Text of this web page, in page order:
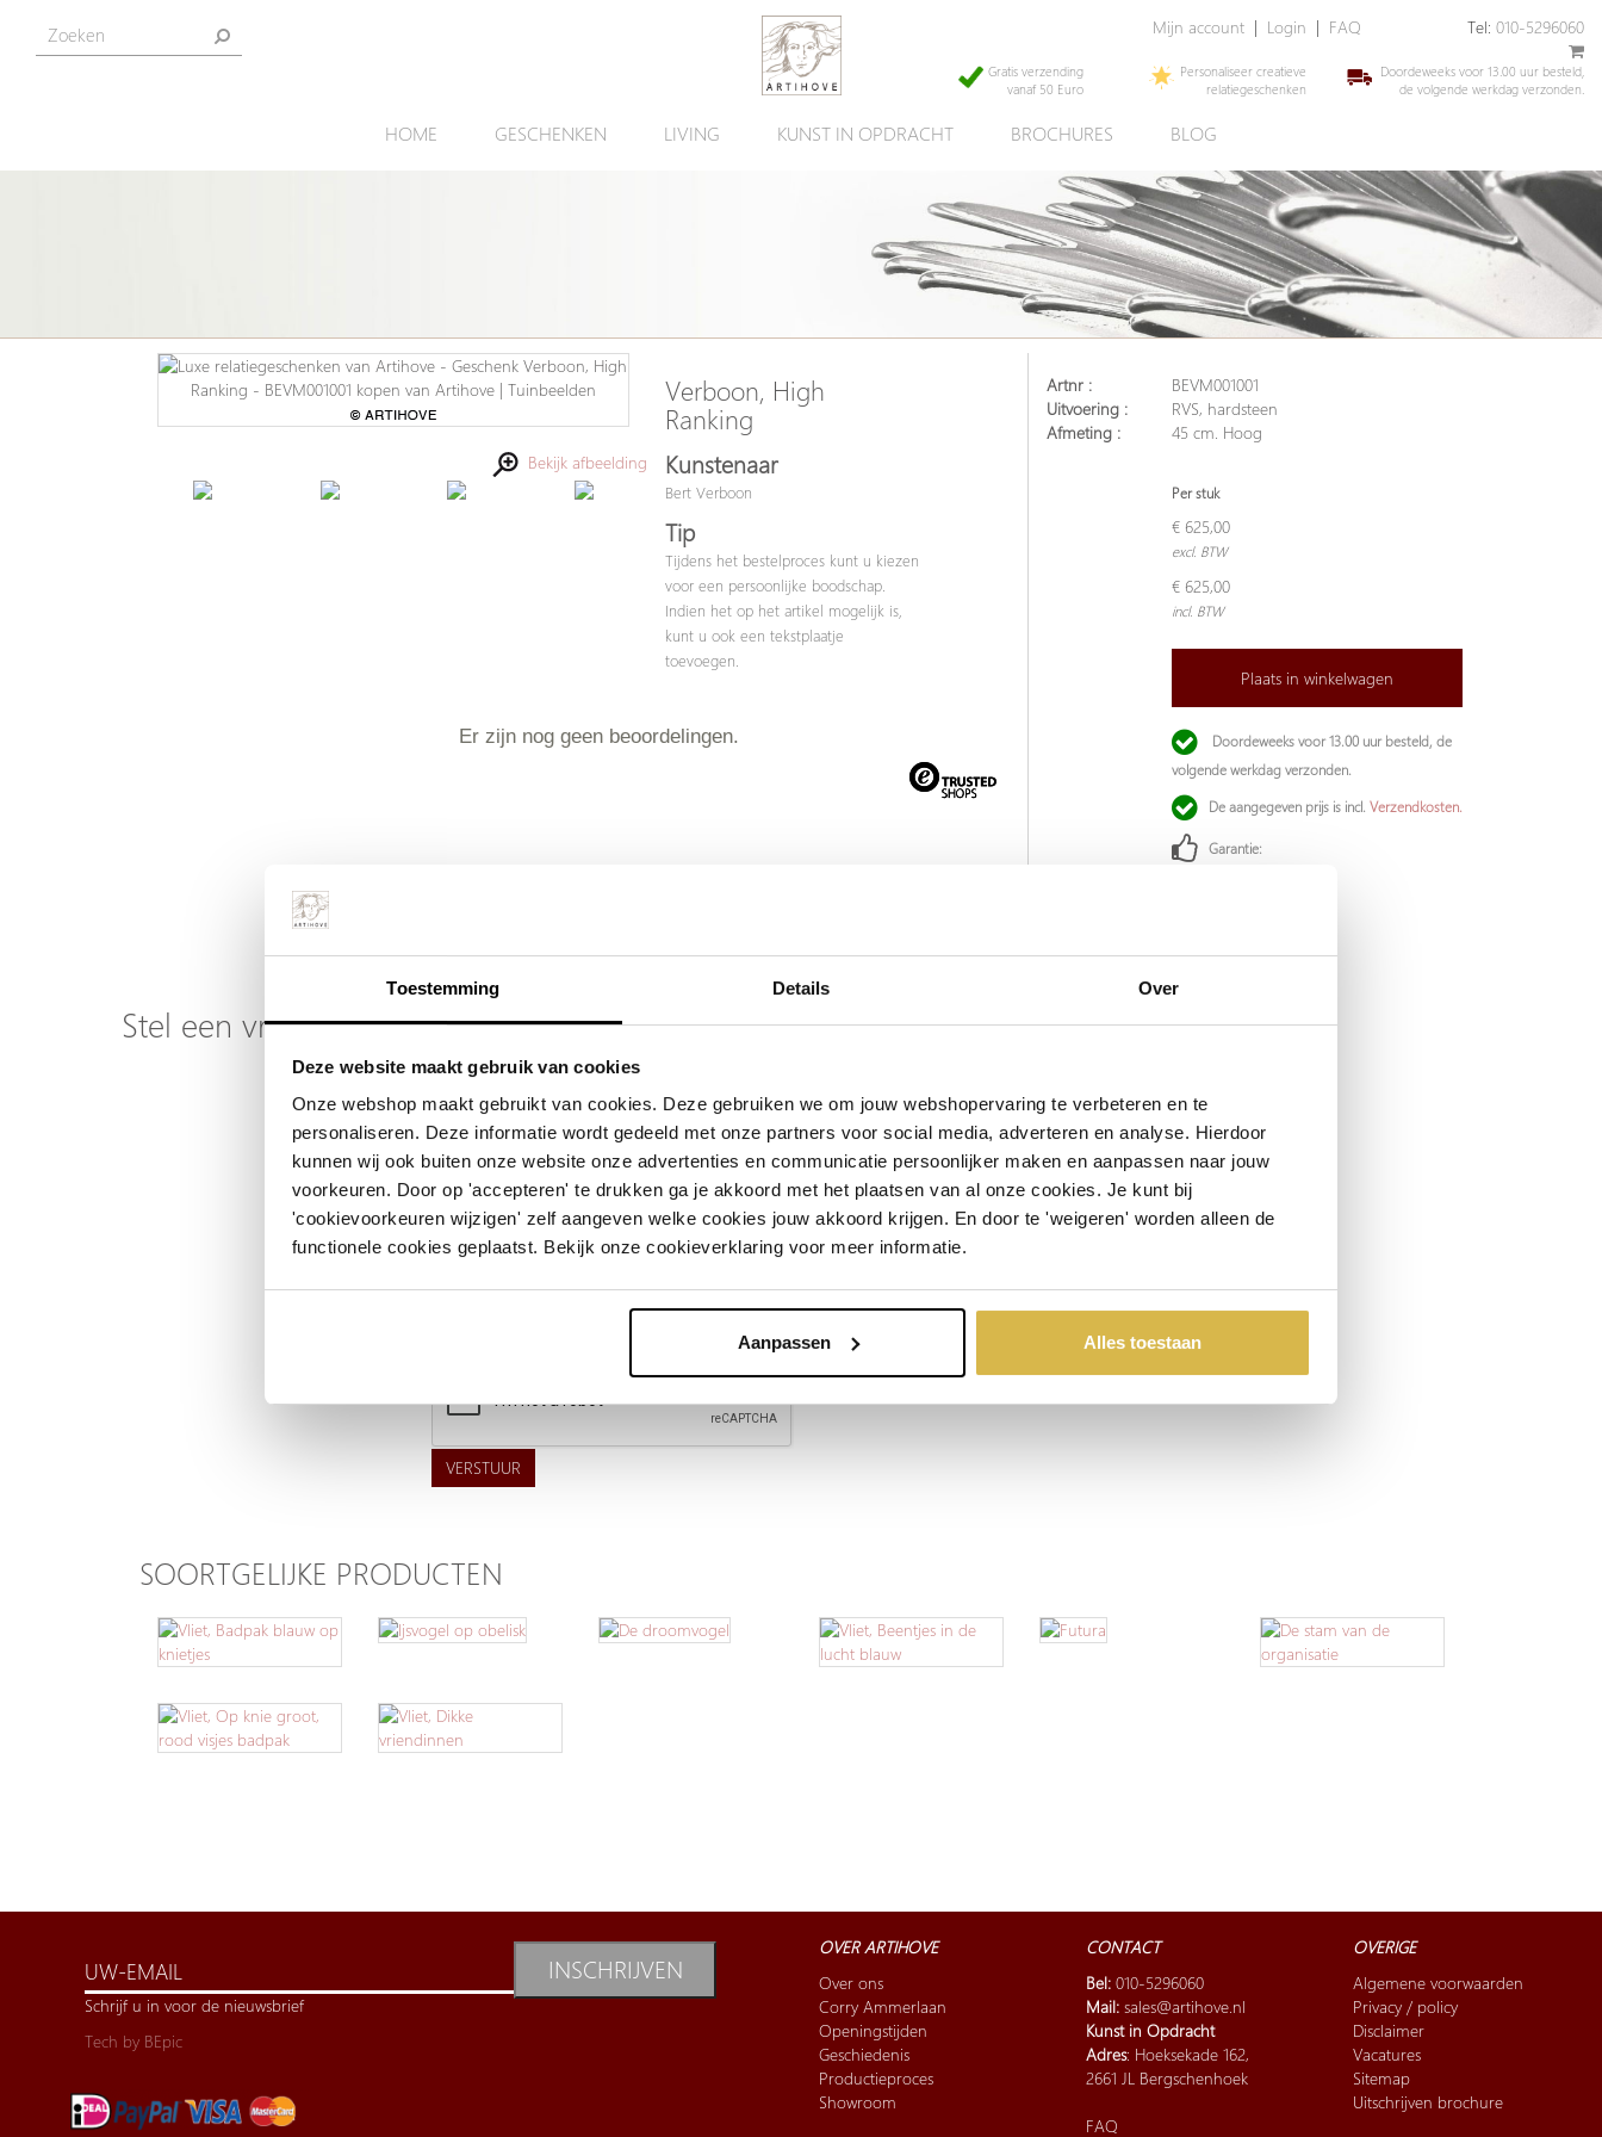
Toestemming Details Over
Deze website maakt gebruik van cookies
Onze webshop maakt gebruikt van cookies. Deze gebruiken we om jouw webshopervaring te verbeteren en te
personaliseren. Deze informatie wordt gedeeld met onze partners voor social media, adverteren en analyse. Hierdoor
kunnen wij ook buiten onze website onze advertenties en communicatie persoonlijker maken en aanpassen naar jouw
voorkeuren. Door op 'accepteren' te drukken ga je akkoord met het plaatsen van al onze cookies. Je kunt bij
'cookievoorkeuren wijzigen' zelf aangeven welke cookies jouw akkoord krijgen. En door te 'weigeren' worden alleen de
functionele cookies geplaatst. Bekijk onze cookieverklaring voor meer informatie.
Aanpassen Alles toestaan
Mijn account Login FAQ Tel: 010-5296060
Gratis verzending
vanaf 50 Euro
Personaliseer creatieve
relatiegeschenken
Doordeweeks voor 13.00 uur besteld,
de volgende werkdag verzonden.
HOME GESCHENKEN LIVING KUNST IN OPDRACHT BROCHURES BLOG
Bekijk afbeelding
Verboon, High
Ranking
Kunstenaar
Bert Verboon
Tip
Tijdens het bestelproces kunt u kiezen
voor een persoonlijke boodschap.
Indien het op het artikel mogelijk is,
kunt u ook een tekstplaatje
toevoegen.
Er zijn nog geen beoordelingen.
Artnr :
BEVM001001
Uitvoering :
RVS, hardsteen
Afmeting :
45 cm. Hoog
Per stuk
€ 625,00
excl. BTW
€ 625,00
incl. BTW
Plaats in winkelwagen
Doordeweeks voor 13.00 uur besteld, de
volgende werkdag verzonden.
De aangegeven prijs is incl. Verzendkosten.
Garantie:
Stel een vraag over dit product
Emailadres
Telefoonnummer
Uw vraag
VERSTUUR
SOORTGELIJKE PRODUCTEN
INSCHRIJVEN
Schrijf u in voor de nieuwsbrief
Tech by BEpic
OVER ARTIHOVE
Over ons
Corry Ammerlaan
Openingstijden
Geschiedenis
Productieproces
Showroom
CONTACT
Bel: 010-5296060
Mail: sales@artihove.nl
Kunst in Opdracht
Adres: Hoeksekade 162,
2661 JL Bergschenhoek
FAQ
OVERIGE
Algemene voorwaarden
Privacy / policy
Disclaimer
Vacatures
Sitemap
Uitschrijven brochure